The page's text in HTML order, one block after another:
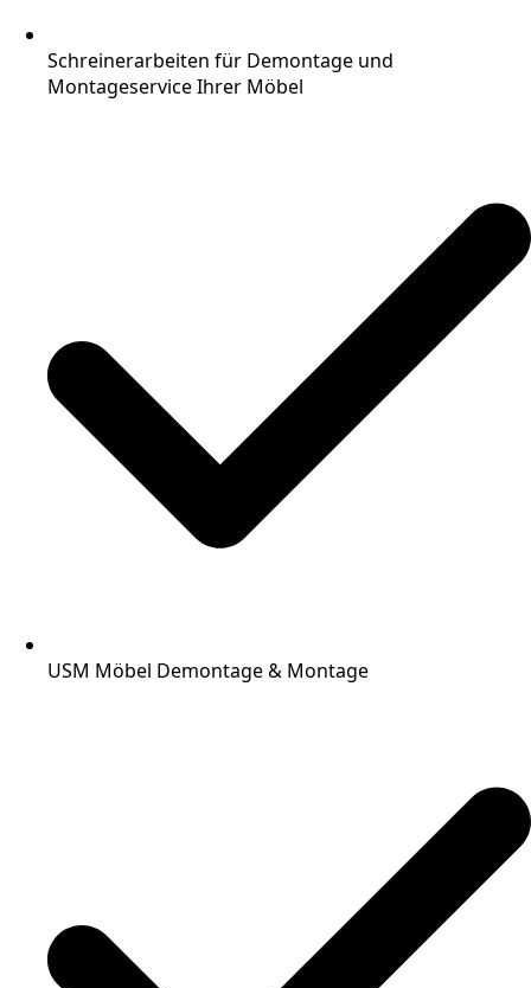
Schreinerarbeiten für Demontage und
Montageservice Ihrer Möbel
USM Möbel Demontage & Montage